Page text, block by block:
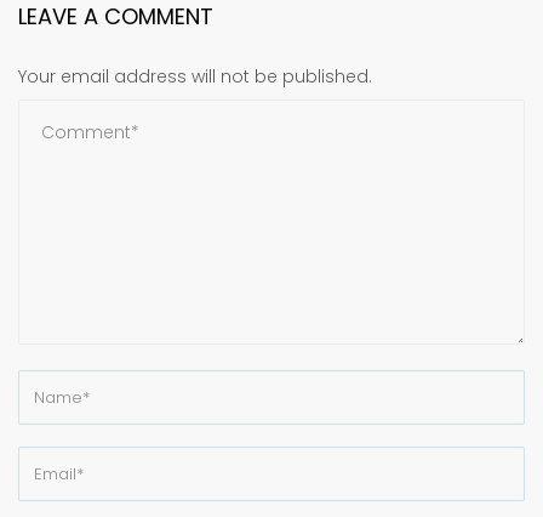
LEAVE A COMMENT
Your email address will not be published.